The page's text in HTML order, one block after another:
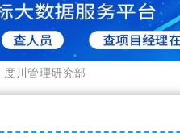
川管理研究部